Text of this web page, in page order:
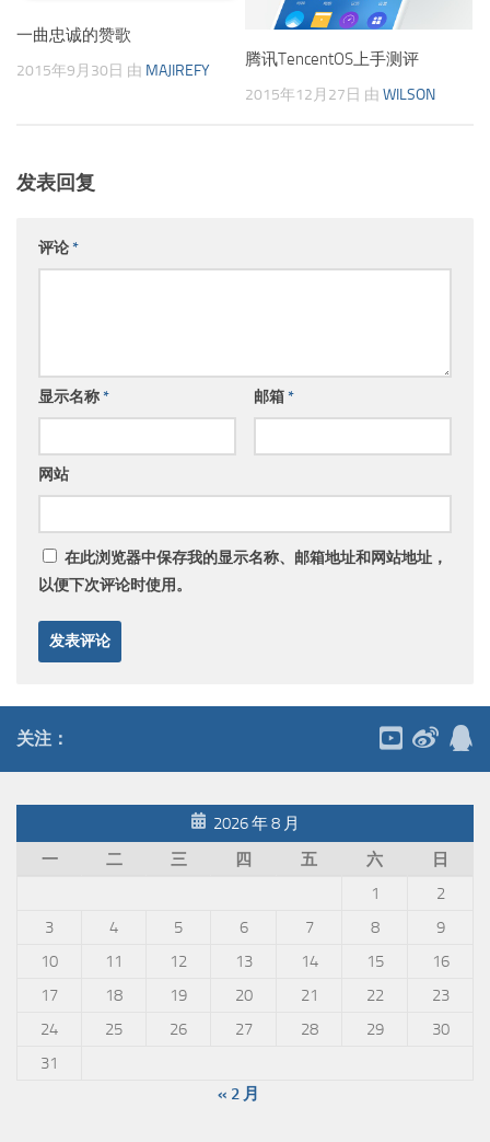
一曲忠诚的赞歌
2015年9月30日 由 MAJIREFY
腾讯TencentOS上手测评
2015年12月27日 由 WILSON
发表回复
评论*
显示名称* 邮箱*
网站
在此浏览器中保存我的显示名称、邮箱地址和网站地址，
以便下次评论时使用。
关注：
2026 年 8 月
一
二 三 四 五 六
日
1
2
3
4 5 6 7 8
9
10
11 12 13 14 15
16
17
18 19 20 21 22
23
24
25 26 27 28 29
30
31
« 2 月